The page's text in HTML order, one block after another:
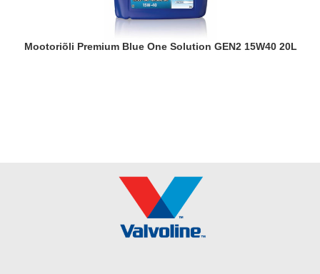
Mootoriõli Premium Blue One Solution GEN2 15W40 20L